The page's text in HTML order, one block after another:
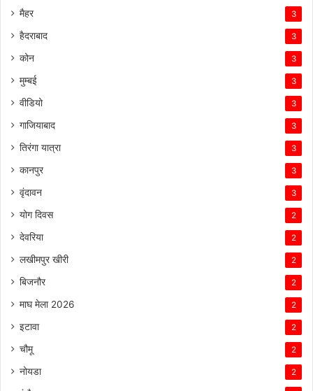
मैहर 3
हैदराबाद 3
कोन 3
मुम्बई 3
वीडियो 3
गाजियाबाद 3
तिरंगा यात्रा 3
कानपुर 3
वृंदावन 3
योग दिवस 2
देवरिया 2
लखीमपुर खीरी 2
बिजनौर 2
माघ मेला 2026 2
इटावा 2
चौमू 2
नोयडा 2